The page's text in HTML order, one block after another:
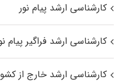
کارشناسی ارشد پیام نور
کارشناسی ارشد فراگیر پیام
کارشناسی ارشد خارج از